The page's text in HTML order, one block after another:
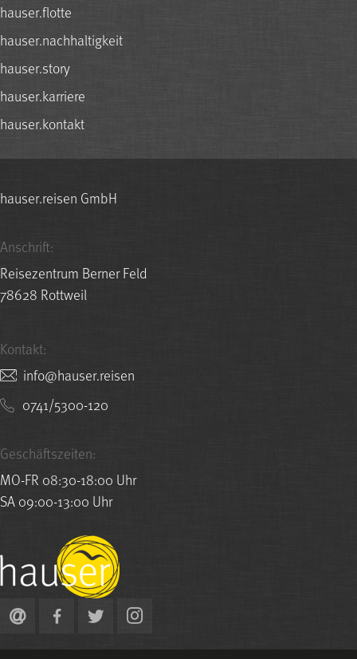
hauser.flotte
hauser.nachhaltigkeit
hauser.story
hauser.karriere
hauser.kontakt
hauser.reisen GmbH
Anschrift:
Reisezentrum Berner Feld
78628 Rottweil
Kontakt:
nesier.resuah@ofni
0741/5300-120
Geschäftszeiten:
MO-FR 08:30-18:00 Uhr
SA 09:00-13:00 Uhr